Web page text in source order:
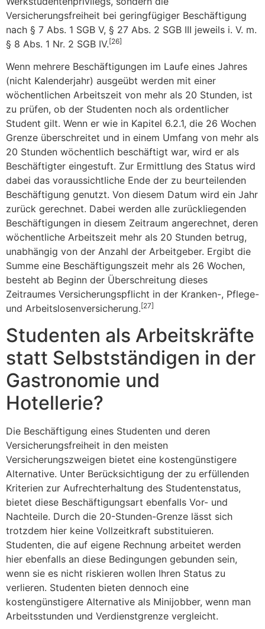
Versicherungsfreiheit bei geringfügiger Beschäftigung
nach § 7 Abs. 1 SGB V, § 27 Abs. 2 SGB III jeweils i. V. m.
§ 8 Abs. 1 Nr. 2 SGB IV.[26]
Wenn mehrere Beschäftigungen im Laufe eines Jahres
(nicht Kalenderjahr) ausgeübt werden mit einer
wöchentlichen Arbeitszeit von mehr als 20 Stunden, ist
zu prüfen, ob der Studenten noch als ordentlicher
Student gilt. Wenn er wie in Kapitel 6.2.1, die 26 Wochen
Grenze überschreitet und in einem Umfang von mehr als
20 Stunden wöchentlich beschäftigt war, wird er als
Beschäftigter eingestuft. Zur Ermittlung des Status wird
dabei das voraussichtliche Ende der zu beurteilenden
Beschäftigung genutzt. Von diesem Datum wird ein Jahr
zurück gerechnet. Dabei werden alle zurückliegenden
Beschäftigungen in diesem Zeitraum angerechnet, deren
wöchentliche Arbeitszeit mehr als 20 Stunden betrug,
unabhängig von der Anzahl der Arbeitgeber. Ergibt die
Summe eine Beschäftigungszeit mehr als 26 Wochen,
besteht ab Beginn der Überschreitung dieses
Zeitraumes Versicherungspflicht in der Kranken-, Pflege-
und Arbeitslosenversicherung.[27]
Studenten als Arbeitskräfte
statt Selbstständigen in der
Gastronomie und
Hotellerie?
Die Beschäftigung eines Studenten und deren
Versicherungsfreiheit in den meisten
Versicherungszweigen bietet eine kostengünstigere
Alternative. Unter Berücksichtigung der zu erfüllenden
Kriterien zur Aufrechterhaltung des Studentenstatus,
bietet diese Beschäftigungsart ebenfalls Vor- und
Nachteile. Durch die 20-Stunden-Grenze lässt sich
trotzdem hier keine Vollzeitkraft substituieren.
Studenten, die auf eigene Rechnung arbeitet werden
hier ebenfalls an diese Bedingungen gebunden sein,
wenn sie es nicht riskieren wollen Ihren Status zu
verlieren. Studenten bieten dennoch eine
kostengünstigere Alternative als Minijobber, wenn man
Arbeitsstunden und Verdienstgrenze vergleicht.